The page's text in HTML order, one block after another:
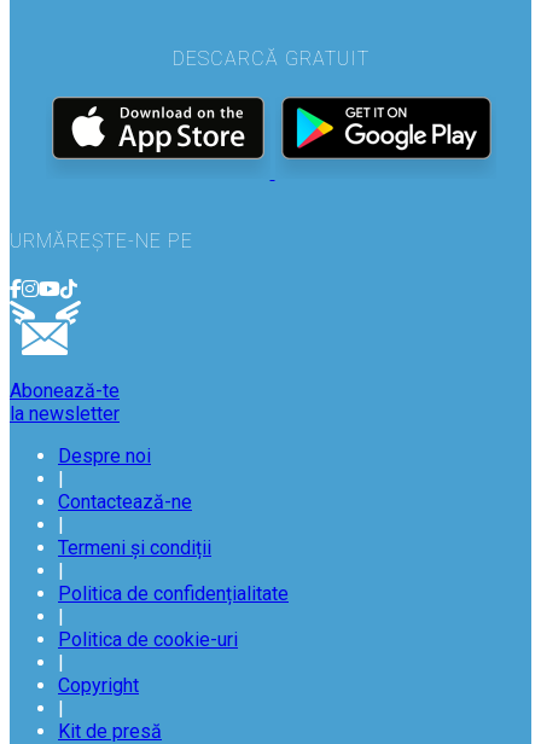
DESCARCĂ GRATUIT
URMĂREȘTE-NE PE
Abonează-te
la newsletter
Despre noi
|
Contactează-ne
|
Termeni și condiții
|
Politica de confidențialitate
|
Politica de cookie-uri
|
Copyright
|
Kit de presă